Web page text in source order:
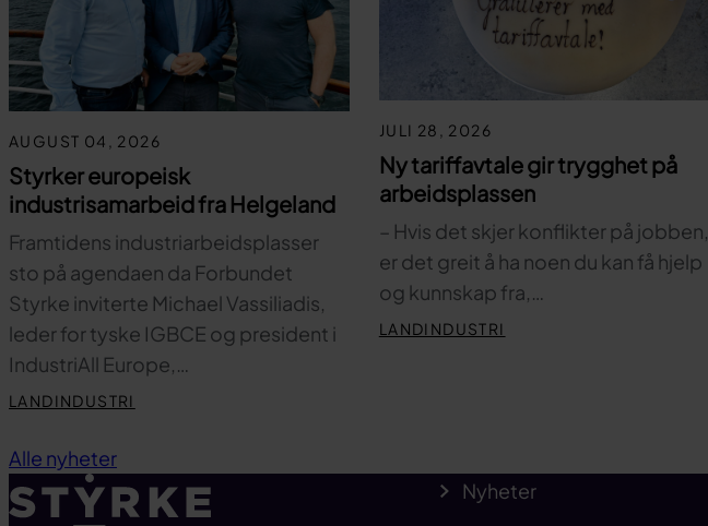
AUGUST 04, 2026
Styrker europeisk
industrisamarbeid fra Helgeland
Framtidens industriarbeidsplasser
sto på agendaen da Forbundet
Styrke inviterte Michael Vassiliadis,
leder for tyske IGBCE og president i
IndustriAll Europe,…
LANDINDUSTRI
JULI 28, 2026
Ny tariffavtale gir trygghet på
arbeidsplassen
– Hvis det skjer konflikter på jobben,
er det greit å ha noen du kan få hjelp
og kunnskap fra,…
LANDINDUSTRI
Alle nyheter
Nyheter